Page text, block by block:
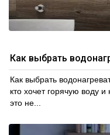
Как выбрать
Как выбрать
кто хочет горячую воду
это не...